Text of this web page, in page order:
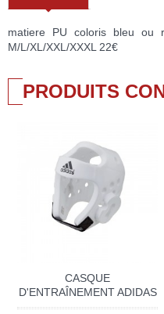
matiere PU coloris bleu
M/L/XL/XXL/XXXL 22€
PRODUITS
CASQUE
D'ENTRAÎNEMENT ADIDAS